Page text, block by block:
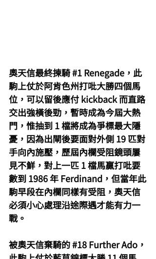
奧天信最終揀騎 #1 Renegade，此
駒上仗於阿肯色州打吡大勝四個馬
位，可以留後應付 kickback 而直路
交出強橫後勁，暫時成為今屆大熱
門，惟抽到 1 檔將成為爭標最大隱
憂，因為出閘後要面對外側 19 匹對
手向內施壓，歷屆內欄受阻鏡頭屢
見不鮮，對上一匹 1 檔馬贏打吡要
數到 1986 年 Ferdinand，但當年此
駒早段在內欄同樣有受阻，奧天信
必須小心處理沿途際遇才能有力一
戰。
被奧天信棄騎的 #18 Further Ado，